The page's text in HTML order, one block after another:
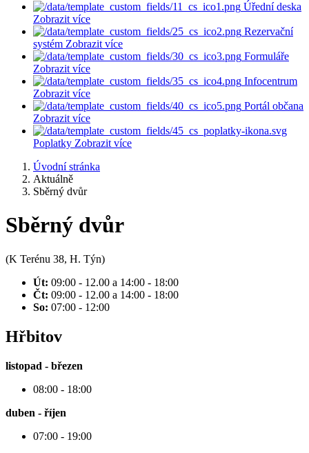
Úřední deska
Zobrazit více
Rezervační
systém Zobrazit více
Formuláře
Zobrazit více
Infocentrum
Zobrazit více
Portál občana
Zobrazit více
Poplatky Zobrazit více
Úvodní stránka
Aktuálně
Sběrný dvůr
Sběrný dvůr
(K Terénu 38, H. Týn)
Út: 09:00 - 12.00 a 14:00 - 18:00
Čt: 09:00 - 12.00 a 14:00 - 18:00
So: 07:00 - 12:00
Hřbitov
listopad - březen
08:00 - 18:00
duben - říjen
07:00 - 19:00